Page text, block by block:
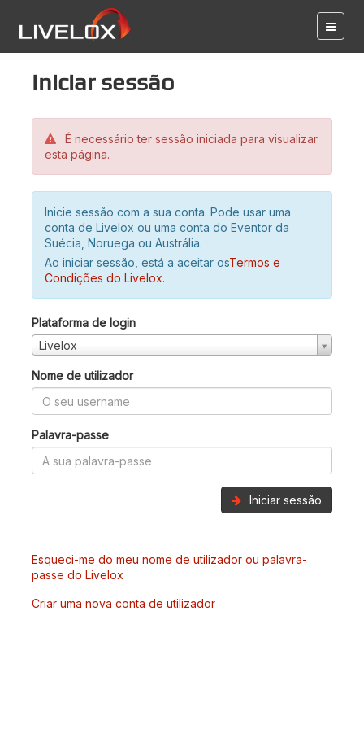
Iniciar sessão
É necessário ter sessão iniciada para visualizar
esta página.
Inicie sessão com a sua conta. Pode usar uma
conta de Livelox ou uma conta do Eventor da
Suécia, Noruega ou Austrália.
Ao iniciar sessão, está a aceitar osTermos e
Condições do Livelox.
Plataforma de login
Livelox
Nome de utilizador
Palavra-passe
Iniciar sessão
Esqueci-me do meu nome de utilizador ou palavra-
passe do Livelox
Criar uma nova conta de utilizador